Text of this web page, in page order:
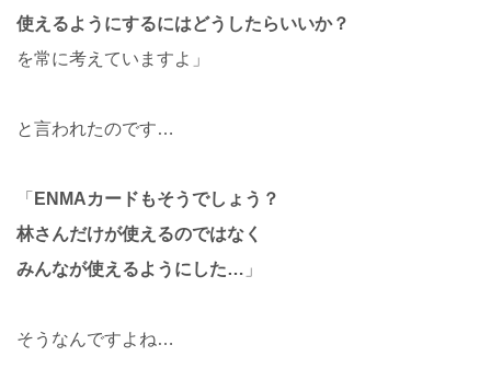
使えるようにするにはどうしたらいいか？
を常に考えていますよ」
と言われたのです…
「 ENMAカードもそうでしょう？
林さんだけが使えるのではなく
みんなが使えるようにした… 」
そうなんですよね…